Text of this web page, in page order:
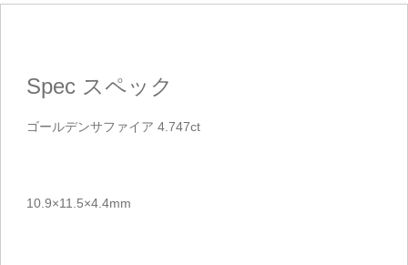
Spec スペック
ゴールデンサファイア 4.747ct
10.9×11.5×4.4mm